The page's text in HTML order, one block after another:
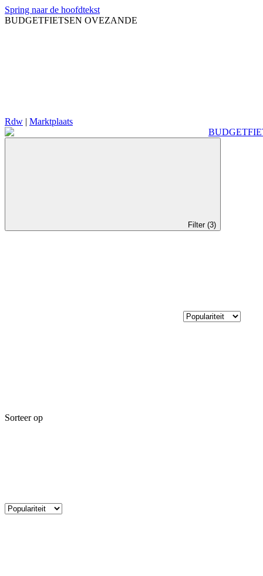
Spring naar de hoofdtekst
BUDGETFIETSEN OVEZANDE
Rdw | Marktplaats
Filter (3)
Sorteer op